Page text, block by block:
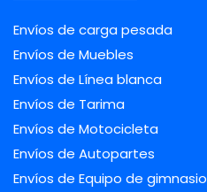
Envíos de carga pesada
Envíos de Muebles
Envíos de Línea blanca
Envíos de Tarima
Envíos de Motocicleta
Envíos de Autopartes
Envíos de Equipo de gimnasio